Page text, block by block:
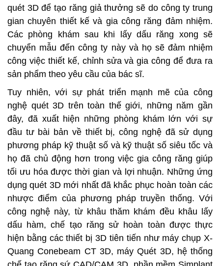
quét 3D để tạo răng giả thưởng sẽ do công ty trung
gian chuyên thiết kế và gia công răng đảm nhiệm.
Các phòng khám sau khi lấy dấu răng xong sẽ
chuyển mẫu đến công ty này và họ sẽ đảm nhiệm
công việc thiết kế, chỉnh sửa và gia công để đưa ra
sản phẩm theo yêu cầu của bác sĩ.
Tuy nhiên, với sự phát triển mạnh mẽ của công
nghệ quét 3D trên toàn thế giới, những năm gần
đây, đã xuất hiện những phòng khám lớn với sự
đầu tư bài bản về thiết bị, công nghệ đã sử dụng
phương pháp kỹ thuật số và kỹ thuật số siêu tốc và
họ đã chủ động hơn trong việc gia công răng giúp
tối ưu hóa được thời gian và lợi nhuận. Những ứng
dụng quét 3D mới nhất đã khắc phục hoàn toàn các
nhược điểm của phương pháp truyền thống. Với
công nghệ này, từ khâu thăm khám đều khâu lấy
dấu hàm, chế tạo răng sử hoàn toàn được thực
hiện bằng các thiết bị 3D tiên tiến như máy chụp X-
Quang Conebeam CT 3D, máy Quét 3D, hệ thống